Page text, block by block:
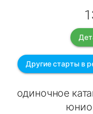
Другие старты в
одиночное